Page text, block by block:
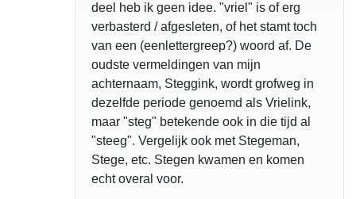
deel heb ik geen idee. "vriel" is of erg
verbasterd / afgesleten, of het stamt toch
van een (eenlettergreep?) woord af. De
oudste vermeldingen van mijn
achternaam, Steggink, wordt grofweg in
dezelfde periode genoemd als Vrielink,
maar "steg" betekende ook in die tijd al
"steeg". Vergelijk ook met Stegeman,
Stege, etc. Stegen kwamen en komen
echt overal voor.